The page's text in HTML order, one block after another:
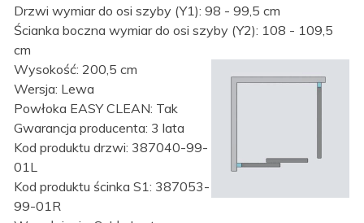
Drzwi wymiar do osi szyby (Y1): 98 - 99,5 cm
Ścianka boczna wymiar do osi szyby (Y2): 108 - 109,5
cm
Wysokość: 200,5 cm
Wersja: Lewa
Powłoka EASY CLEAN: Tak
Gwarancja producenta: 3 lata
Kod produktu drzwi: 387040-99-
01L
Kod produktu ścinka S1: 387053-
99-01R